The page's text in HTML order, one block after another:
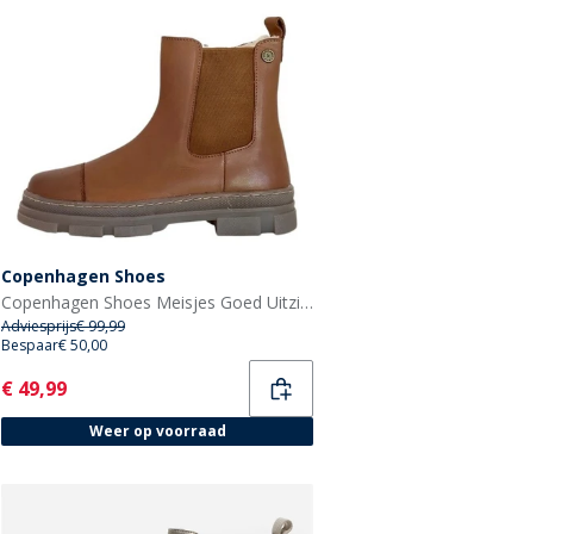
Copenhagen Shoes
Copenhagen Shoes Meisjes Goed Uitziende Lage Laarzen 112 Cognac
Adviesprijs€ 99,99
Bespaar€ 50,00
Current
€ 49,99
Weer op voorraad